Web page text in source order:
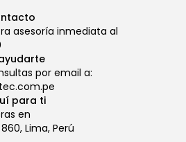
asesoría inmediata al
por email a:
para ti
en
Lima, Perú